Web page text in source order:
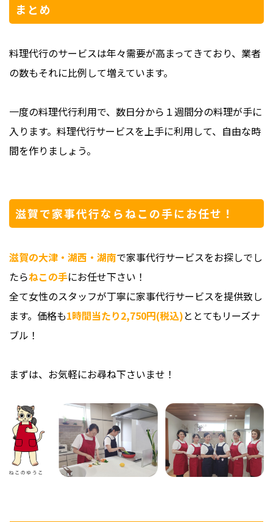
まとめ
料理代行のサービスは年々需要が高まってきており、業者
の数もそれに比例して増えています。
一度の料理代行利用で、数日分から１週間分の料理が手に
入ります。料理代行サービスを上手に利用して、自由な時
間を作りましょう。
滋賀で家事代行ならねこの手にお任せ！
滋賀の大津・湖西・湖南で家事代行サービスをお探しでし
たらねこの手にお任せ下さい！
全て女性のスタッフが丁寧に家事代行サービスを提供致し
ます。価格も1時間当たり2,750円(税込)ととてもリーズナ
ブル！
まずは、お気軽にお尋ね下さいませ！